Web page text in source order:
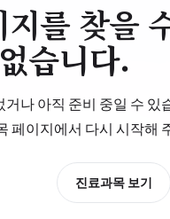
안내
목
지를 찾을
없습니다.
나 아직 준비 중일 수 있
페이지에서 다시 시작해
진료과목 보기